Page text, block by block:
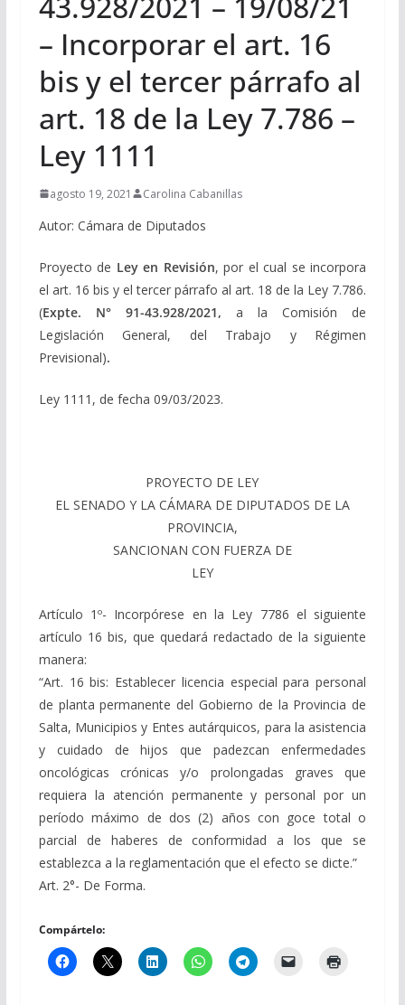
– Incorporar el art. 16
bis y el tercer párrafo al
art. 18 de la Ley 7.786 –
Ley 1111
agosto 19, 2021 Carolina Cabanillas
Autor: Cámara de Diputados
Proyecto de Ley en Revisión, por el cual se incorpora
el art. 16 bis y el tercer párrafo al art. 18 de la Ley 7.786.
(Expte. N° 91-43.928/2021, a la Comisión de
Legislación General, del Trabajo y Régimen
Previsional).
Ley 1111, de fecha 09/03/2023.
PROYECTO DE LEY
EL SENADO Y LA CÁMARA DE DIPUTADOS DE LA
PROVINCIA,
SANCIONAN CON FUERZA DE
LEY
Artículo 1º- Incorpórese en la Ley 7786 el siguiente
artículo 16 bis, que quedará redactado de la siguiente
manera:
“Art. 16 bis: Establecer licencia especial para personal
de planta permanente del Gobierno de la Provincia de
Salta, Municipios y Entes autárquicos, para la asistencia
y cuidado de hijos que padezcan enfermedades
oncológicas crónicas y/o prolongadas graves que
requiera la atención permanente y personal por un
período máximo de dos (2) años con goce total o
parcial de haberes de conformidad a los que se
establezca a la reglamentación que el efecto se dicte.”
Art. 2°- De Forma.
Compártelo: